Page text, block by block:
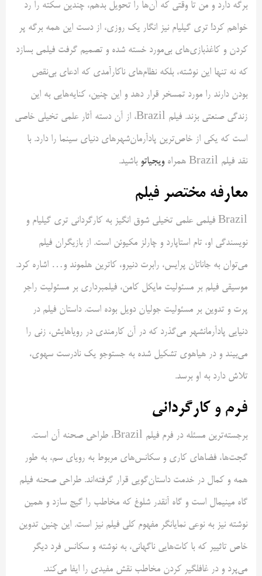
برگه دارد و من تا وقتی که آن‌ها را تحویل بدهم، چندین سکته را رد
خواهم کرد! تری گیلیام نیز انگار یک روزی، از دست این همه برگه پر
کردن و کاغذبازی‌های بی‌مورد خسته شده و تصمیم گرفت فیلمی بسازد
که نه تنها این نوشته، بلکه نظام‌های ناکارآمدی که ادعای بی‌نقص
بودن دارند را مورد تمسخر قرار دهد و این چنین، کنایه‌هایی به این
زندگی صنعتی بزند. فیلم Brazil، از آن دسته آثار علمی تخیلی خاصی
است که یکی از خاص‌ترین پادآرمان‌شهرهای دنیای سینما را دارد. با
نقد فیلم Brazil همراه
ویجیاتو باشید.
معارفه مختصر فیلم
Brazil فیلمی علمی تخیلی شوق انگیز به کارگردانی تری گیلیام و
نویسندگی او، تام استاپارد و چارلز مکیوئن است. از بازیگران فیلم
می‌توان به جاناتان پرایس، رابرت دنیرو، کاترین هلموند و… اشاره کرد.
موسیقی فیلم بر مسئولیت مایکل کامن، فیلمبرداری بر مسئولیت راجر
پرت و تدوین بر مسئولیت جولیان دویل بوده است. داستان فیلم در
دنیایی پادآرمانشهر می‌گذرد که در آن کارمندی در رویاهایش، زنی را
می‌بیند و در هیاهوی تشکیل شده به جستوجو یک نادرست سهوی،
تلاش دارد به او برسد.
فرم و کارگردانی
برجسته‌ترین مسئله در فرم فیلم Brazil، طراحی صحنه آن است.
گجت‌ها، فضاهای کاری و سکانس‌های مربوط به رویای سم، به طور
همه و کمال در خدمت داستان‌گویی قرار گرفته‌اند. طراحی صحنه فیلم
گاه مینیمال است و گاه آنقدر شلوغ که مخاطب را گیج سازد و همین
نوشته نیز به نوعی نمایانگر مفهوم کلی فیلم نیز است. این چنین تدوین
خاص تاثییر که با کات‌هایی ناگهانی، به نوشته و سکانس فرد دیگر
می‌پرد و در غافلگیر کردن مخاطب نقش مفیدی را ایفا می‌کند.